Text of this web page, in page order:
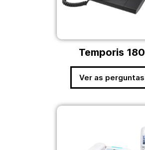
Temporis 180
Ver as perguntas